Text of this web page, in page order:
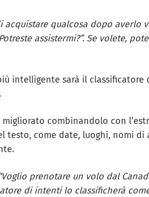
acquistare qualcosa dopo averlo
assistermi?”. Se volete,
intelligente sarà il classificatore
combinandolo con
testo, come date, luoghi, nomi di
prenotare un volo dal
di intenti lo classificherà